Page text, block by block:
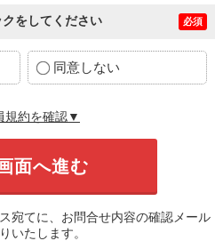
をしてください 必須
同意しない
規約を確認▼
宛てに、お問合せ内容の確認メール
いたします。